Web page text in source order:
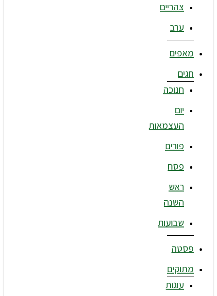
צהריים
ערב
מאפים
חגים
חנוכה
יום
העצמאות
פורים
פסח
ראש
השנה
שבועות
פסטה
מתוקים
עוגות